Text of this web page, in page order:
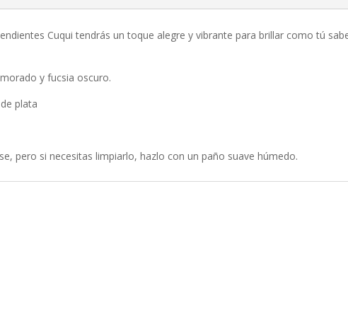
Cuqui tendrás un toque alegre y vibrante para brillar como tú
y fucsia oscuro.
plata
pero si necesitas limpiarlo, hazlo con un paño suave húmedo.